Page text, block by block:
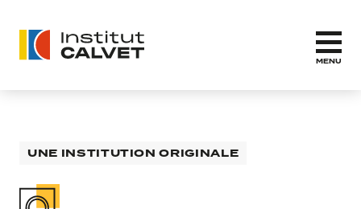
MENU
UNE INSTITUTION ORIGINALE